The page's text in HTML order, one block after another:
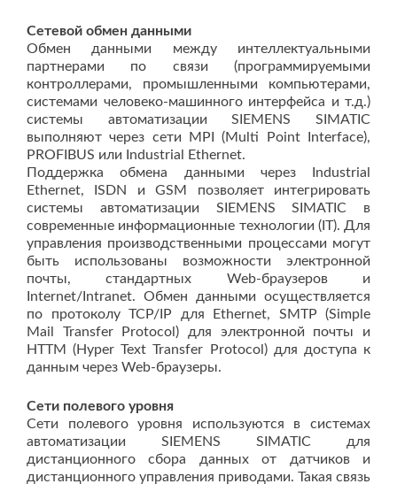
Сетевой обмен данными
Обмен данными между интеллектуальными
партнерами по связи (программируемыми
контроллерами, промышленными компьютерами,
системами человеко-машинного интерфейса и т.д.)
системы автоматизации SIEMENS SIMATIC
выполняют через сети MPI (Multi Point Interface),
PROFIBUS или Industrial Ethernet.
Поддержка обмена данными через Industrial
Ethernet, ISDN и GSM позволяет интегрировать
системы автоматизации SIEMENS SIMATIC в
современные информационные технологии (IT). Для
управления производственными процессами могут
быть использованы возможности электронной
почты, стандартных Web-браузеров и
Internet/Intranet. Обмен данными осуществляется
по протоколу TCP/IP для Ethernet, SMTP (Simple
Mail Transfer Protocol) для электронной почты и
HTTM (Hyper Text Transfer Protocol) для доступа к
данным через Web-браузеры.
Сети полевого уровня
Сети полевого уровня используются в системах
автоматизации SIEMENS SIMATIC для
дистанционного сбора данных от датчиков и
дистанционного управления приводами. Такая связь